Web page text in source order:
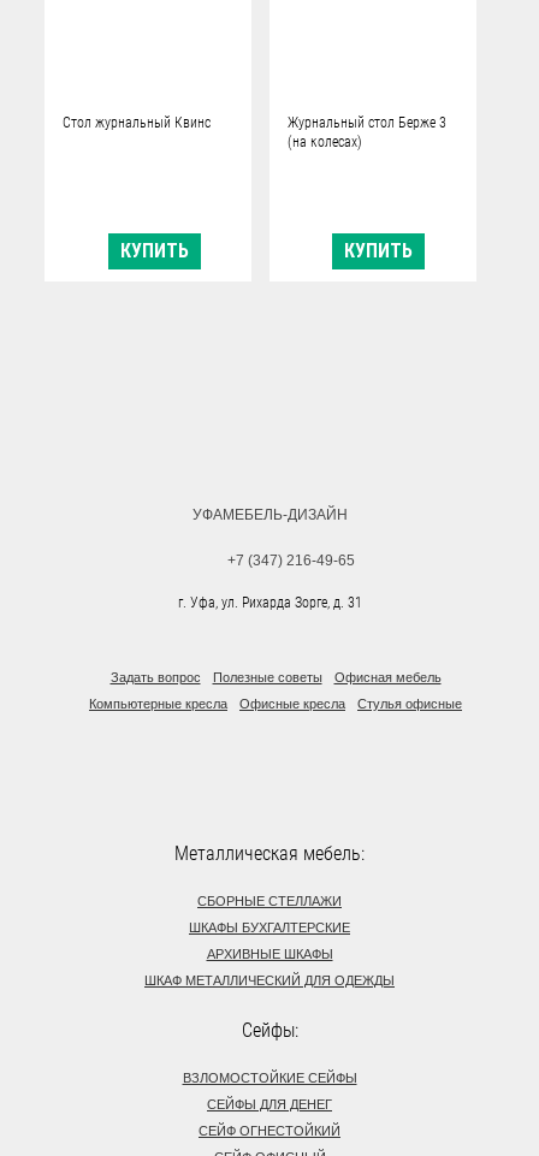
Стол журнальный Квинс
КУПИТЬ
Журнальный стол Берже 3
(на колесах)
КУПИТЬ
УФАМЕБЕЛЬ-ДИЗАЙН
+7 (347) 216-49-65
г. Уфа, ул. Рихарда Зорге, д. 31
Задать вопрос Полезные советы
Офисная мебель
Компьютерные кресла
Офисные кресла Стулья офисные
Металлическая мебель:
СБОРНЫЕ СТЕЛЛАЖИ
ШКАФЫ БУХГАЛТЕРСКИЕ
АРХИВНЫЕ ШКАФЫ
ШКАФ МЕТАЛЛИЧЕСКИЙ ДЛЯ ОДЕЖДЫ
Сейфы:
ВЗЛОМОСТОЙКИЕ СЕЙФЫ
СЕЙФЫ ДЛЯ ДЕНЕГ
СЕЙФ ОГНЕСТОЙКИЙ